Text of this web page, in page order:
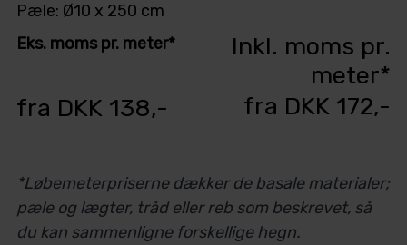
Pæle: Ø10 x 250 cm
Eks. moms pr. meter*
fra DKK 138,-
Inkl. moms pr.
meter*
fra DKK 172,-
*Løbemeterpriserne dækker de basale materialer;
pæle og lægter, tråd eller reb som beskrevet, så
du kan sammenligne forskellige hegn.